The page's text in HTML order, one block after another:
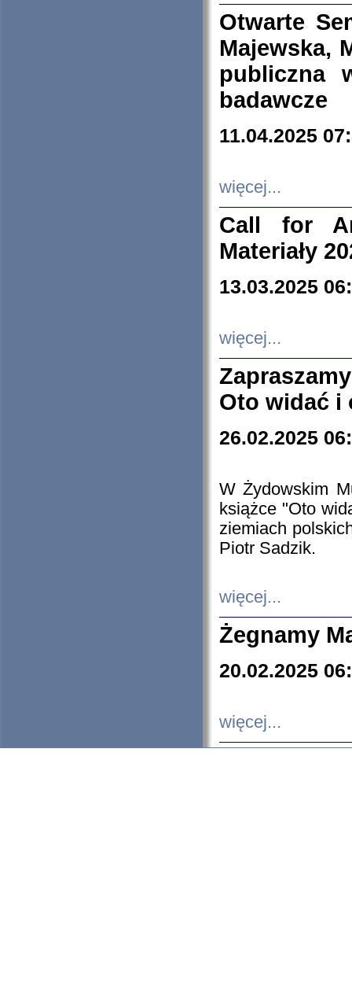
Otwarte
Majewska,
publiczna
badawcze
11.04.2025
więcej...
Call for
Materiały
13.03.2025
więcej...
Oto widać i
26.02.2025
W Żydowskim
książce "Oto
ziemiach
Piotr Sadzik.
więcej...
Żegnamy
20.02.2025
więcej...